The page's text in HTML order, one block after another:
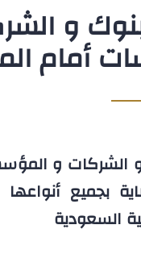
و
أمام
و الشركات و
بجميع
السعودية